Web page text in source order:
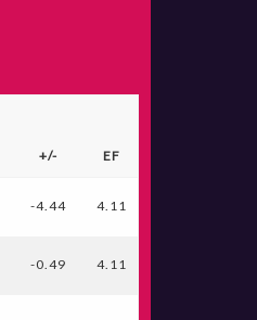
+/- EF
-4.44 4.11
-0.49 4.11